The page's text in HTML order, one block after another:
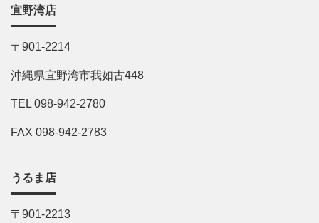
宜野湾店
〒901-2214
沖縄県宜野湾市我如古448
TEL 098-942-2780
FAX 098-942-2783
うるま店
〒901-2213